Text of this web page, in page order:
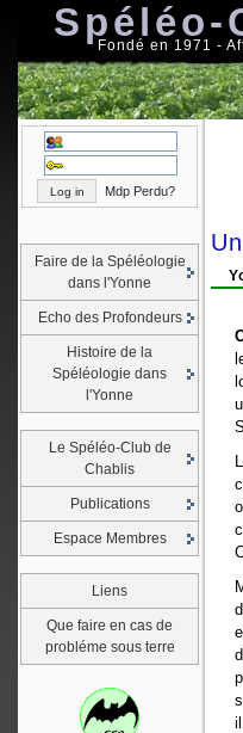
Fondé en 1971 -
Mdp Perdu?
Faire de la Spéléologie
dans l'Yonne
Echo des Profondeurs
Histoire de la
Spéléologie dans
l'Yonne
Le Spéléo-Club de
Chablis
Publications
Espace Membres
Liens
Que faire en cas de
probléme sous terre